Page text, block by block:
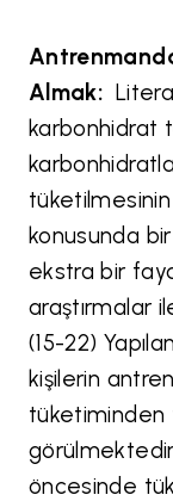
Almak:
karbonhidrat
tüketilmesinin
konusunda
ekstra bir
araştırmalar
(15-22)
kişilerin
tüketiminden
öncesinde